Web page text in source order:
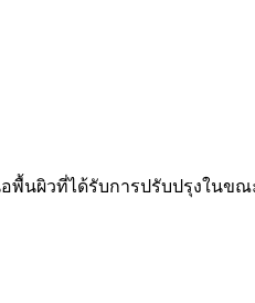
พื้นผิวที่ได้รับการปรับปรุงในข